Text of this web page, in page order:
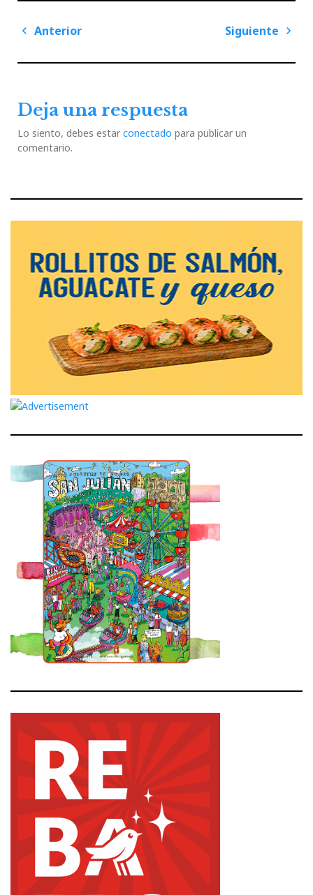
Navegación
entradas
Anterior
Siguiente
Deja una respuesta
Lo siento, debes estar conectado para publicar un
comentario.